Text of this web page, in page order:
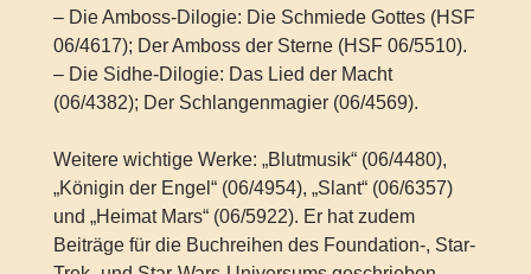
– Die Amboss-Dilogie: Die Schmiede Gottes (HSF
06/4617); Der Amboss der Sterne (HSF 06/5510).
– Die Sidhe-Dilogie: Das Lied der Macht
(06/4382); Der Schlangenmagier (06/4569).
Weitere wichtige Werke: „Blutmusik“ (06/4480),
„Königin der Engel“ (06/4954), „Slant“ (06/6357)
und „Heimat Mars“ (06/5922). Er hat zudem
Beiträge für die Buchreihen des Foundation-, Star-